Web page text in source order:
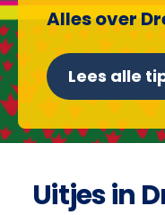
Alles over
Lees alle
Uitjes in